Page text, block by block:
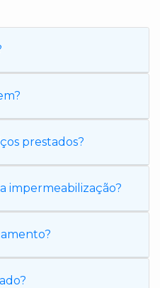
prestados?
impermeabilização?